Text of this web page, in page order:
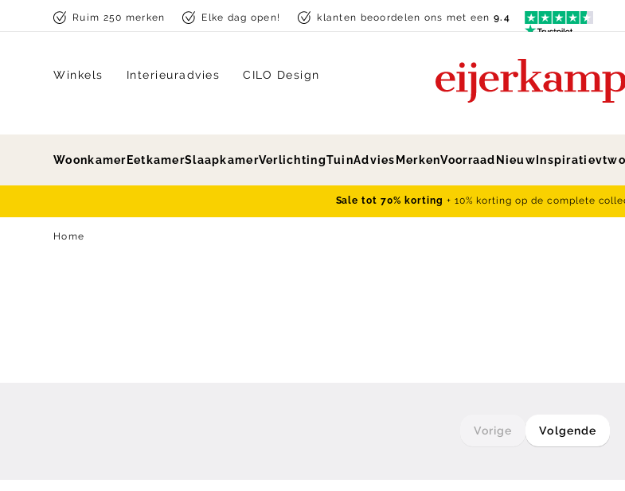
Skip to contentRuim 250 merken Elke dag open! klanten beoordelen ons met een9.4
Winkels Interieuradvies CILO Design
Woonkamer EetkamerSlaapkamerVerlichtingTuinAdvies MerkenVoorraad Nieuw Inspiratie
Sale tot 70% korting + 10% korting op de complete
Home
Vorige Volgende